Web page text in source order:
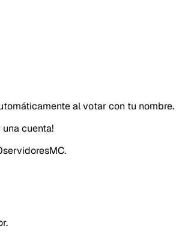
al votar con tu nombre.
una cuenta!